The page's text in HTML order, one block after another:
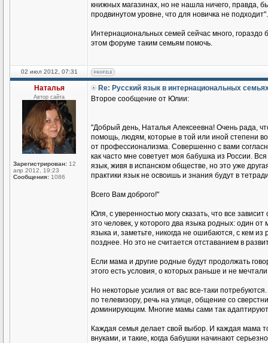
книжных магазинах, но не нашла ничего, правда,
продвинутом уровне, что для новичка не подходит".
Интернациональных семей сейчас много,
этом форуме таким семьям помочь.
02 июл 2012, 07:31
Наталья
Автор сайта
Зарегистрирован: 12
апр 2012, 19:23
Сообщения: 1086
Re: Русский язык в интернациональных
Второе сообщение от Юлии:
"Добрый день, Наталья Алексеевна! Очень рада,
помощь, людям, которые в той или иной степени
от профессионализма. Совершенно с вами
как часто мне советует моя бабушка из России.
язык, живя в испанском обществе, но это уже
практики язык не освоишь и знания будут в
Всего Вам доброго!"
Юля, с уверенностью могу сказать, что все
это человек, у которого два языка родных: один
языка и, заметьте, никогда не ошибаются, с кем из
позднее. Но это не считается отставанием в
Если мама и другие родные будут продолжать
этого есть условия, о которых раньше и не
Но некоторые усилия от вас все-таки
по телевизору, речь на улице, общение со
доминирующим. Многие мамы сами так
Каждая семья делает свой выбор. И каждая мама
внуками, и такие, когда бабушки начинают